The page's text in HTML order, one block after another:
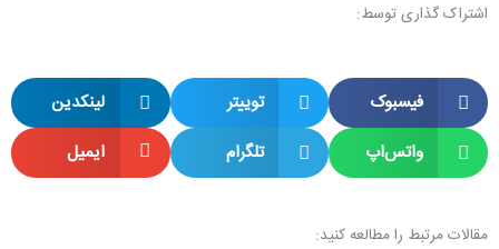
اشتراک گذاری توسط:
فیسبوک توییتر
لینکدین
واتس‌اپ
تلگرام ایمیل
مقالات مرتبط را مطالعه کنید: